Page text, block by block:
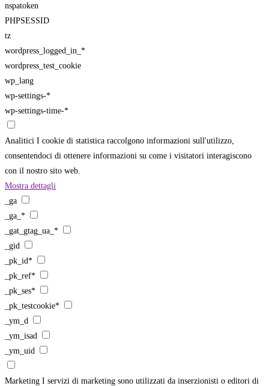
nspatoken
PHPSESSID
tz
wordpress_logged_in_*
wordpress_test_cookie
wp_lang
wp-settings-*
wp-settings-time-*
Analitici I cookie di statistica raccolgono informazioni sull'utilizzo,
consentendoci di ottenere informazioni su come i visitatori interagiscono
con il nostro sito web.
Mostra dettagli
_ga
_ga_*
_gat_gtag_ua_*
_gid
_pk_id*
_pk_ref*
_pk_ses*
_pk_testcookie*
_ym_d
_ym_isad
_ym_uid
Marketing I servizi di marketing sono utilizzati da inserzionisti o editori di